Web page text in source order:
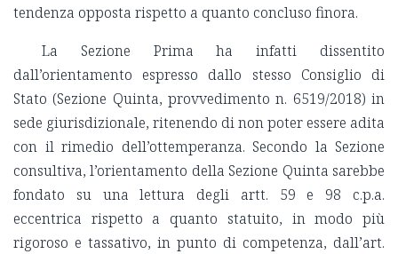
tendenza opposta rispetto a quanto concluso finora.
La Sezione Prima ha infatti dissentito
dall’orientamento espresso dallo stesso Consiglio di
Stato (Sezione Quinta, provvedimento n. 6519/2018) in
sede giurisdizionale, ritenendo di non poter essere adita
con il rimedio dell’ottemperanza. Secondo la Sezione
consultiva, l’orientamento della Sezione Quinta sarebbe
fondato su una lettura degli artt. 59 e 98 c.p.a.
eccentrica rispetto a quanto statuito, in modo più
rigoroso e tassativo, in punto di competenza, dall’art.